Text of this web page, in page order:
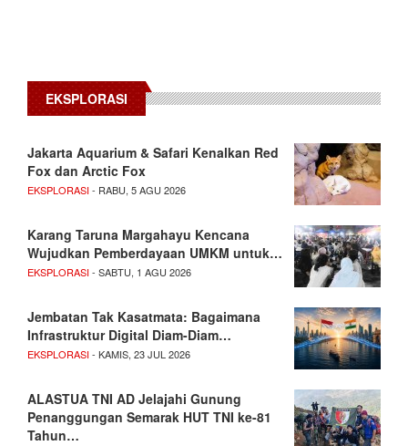
EKSPLORASI
Jakarta Aquarium & Safari Kenalkan Red
Fox dan Arctic Fox
EKSPLORASI- RABU, 5 AGU 2026
Karang Taruna Margahayu Kencana
Wujudkan Pemberdayaan UMKM untuk…
EKSPLORASI- SABTU, 1 AGU 2026
Jembatan Tak Kasatmata: Bagaimana
Infrastruktur Digital Diam-Diam…
EKSPLORASI- KAMIS, 23 JUL 2026
ALASTUA TNI AD Jelajahi Gunung
Penanggungan Semarak HUT TNI ke-81
Tahun…